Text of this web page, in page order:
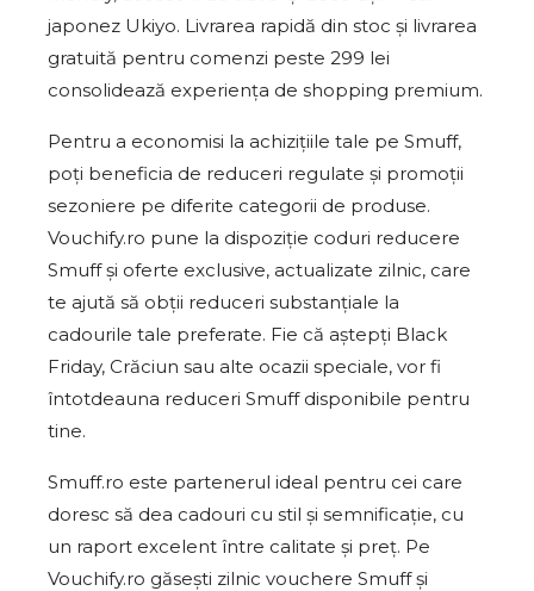
japonez Ukiyo. Livrarea rapidă din stoc și livrarea
gratuită pentru comenzi peste 299 lei
consolidează experiența de shopping premium.
Pentru a economisi la achizițiile tale pe Smuff,
poți beneficia de reduceri regulate și promoții
sezoniere pe diferite categorii de produse.
Vouchify.ro pune la dispoziție coduri reducere
Smuff și oferte exclusive, actualizate zilnic, care
te ajută să obții reduceri substanțiale la
cadourile tale preferate. Fie că aștepți Black
Friday, Crăciun sau alte ocazii speciale, vor fi
întotdeauna reduceri Smuff disponibile pentru
tine.
Smuff.ro este partenerul ideal pentru cei care
doresc să dea cadouri cu stil și semnificație, cu
un raport excelent între calitate și preț. Pe
Vouchify.ro găsești zilnic vouchere Smuff și